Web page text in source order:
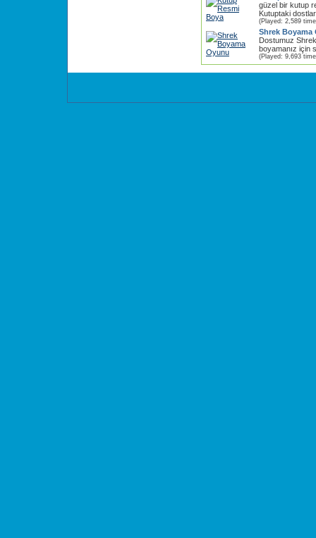
güzel bir kutup
Kutuptaki
(Played: 2,589
Shrek Boyama
Dostumuz
boyamanız için
(Played: 9,693